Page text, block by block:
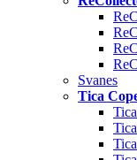
Svanes
Tica